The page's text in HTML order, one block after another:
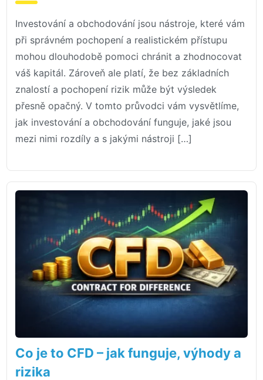
Investování a obchodování jsou nástroje, které vám
při správném pochopení a realistickém přístupu
mohou dlouhodobě pomoci chránit a zhodnocovat
váš kapitál. Zároveň ale platí, že bez základních
znalostí a pochopení rizik může být výsledek
přesně opačný. V tomto průvodci vám vysvětlíme,
jak investování a obchodování funguje, jaké jsou
mezi nimi rozdíly a s jakými nástroji […]
Co je to CFD – jak funguje, výhody a
rizika